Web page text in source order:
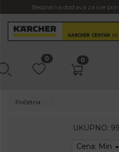
Besplatna dostava za sve
0 0
Početna
UKUPNO:
Cena: Min